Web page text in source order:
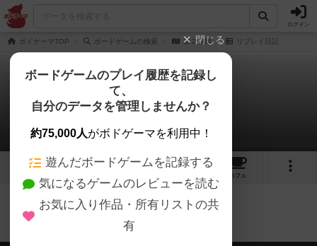
ログイン
ボドゲーマTOP ボードゲームの検索 第２艦隊 リプレイ日記
第２艦隊
0件のリプレイ日記
2 2
カフェ
第２艦隊のトップに戻る
閉じる
ボードゲームのプレイ履歴を記録し
て、
自分のデータを管理しませんか？
約75,000人がボドゲーマを利用中！
遊んだボードゲームを記録する
気になるゲームのレビューを読む
お気に入り作品・所有リストの共
有